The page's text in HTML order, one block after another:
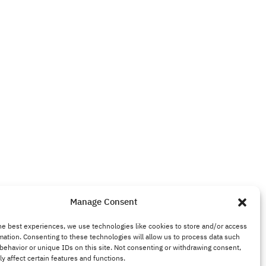
Manage Consent
best experiences, we use technologies like cookies to store and/or access
Consenting to these technologies will allow us to process data such
or unique IDs on this site. Not consenting or withdrawing consent,
affect certain features and functions.